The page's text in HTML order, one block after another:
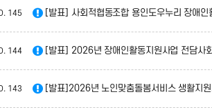
145 [발표] 사회적협동조합 용인도우누리 장애인
144 [발표] 2026년 장애인활동지원사업 전담사
143 [발표]2026년 노인맞춤돌봄서비스 생활지